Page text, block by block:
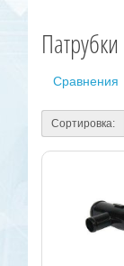
Сравнения
Сортировка: